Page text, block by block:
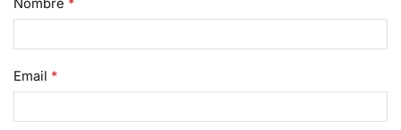
Nombre *
Email *